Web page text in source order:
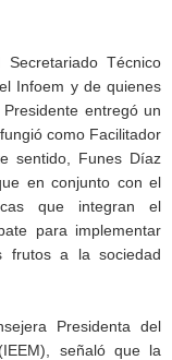
Técnico
Infoem y de quienes
entregó un
como Facilitador
sentido, Funes Díaz
en conjunto con el
que integran el
para implementar
frutos a la sociedad
Presidenta del
señaló que la